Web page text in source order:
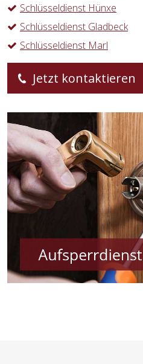
Schlüsseldienst Hünxe
Schlüsseldienst Gladbeck
Schlüsseldienst Marl
Jetzt kontaktieren